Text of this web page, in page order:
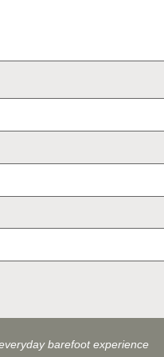
barefoot experience